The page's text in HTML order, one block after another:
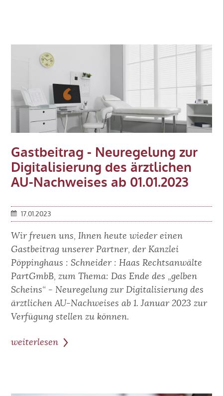
Antworten
zur
Verwendung
von
Datev
Meine
Steuern
Gastbeitrag - Neuregelung zur
Digitalisierung des ärztlichen
AU-Nachweises ab 01.01.2023
17.01.2023
Wir freuen uns, Ihnen heute wieder einen
Gastbeitrag unserer Partner, der Kanzlei
Pöppinghaus : Schneider : Haas Rechtsanwälte
PartGmbB, zum Thema: Das Ende des „gelben
Scheins“ - Neuregelung zur Digitalisierung des
ärztlichen AU-Nachweises ab 1. Januar 2023 zur
Verfügung stellen zu können.
weiterlesen